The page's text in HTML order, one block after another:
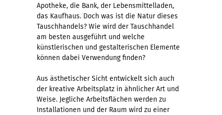
Apotheke, die Bank, der Lebensmittelladen,
das Kaufhaus. Doch was ist die Natur dieses
Tauschhandels? Wie wird der Tauschhandel
am besten ausgeführt und welche
künstlerischen und gestalterischen Elemente
können dabei Verwendung finden?
Aus ästhetischer Sicht entwickelt sich auch
der kreative Arbeitsplatz in ähnlicher Art und
Weise. Jegliche Arbeitsflächen werden zu
Installationen und der Raum wird zu einer